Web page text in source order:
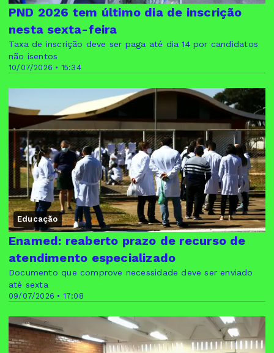
10/07/2026 • 15:34
PND 2026 tem último dia de inscrição
nesta sexta-feira
Taxa de inscrição deve ser paga até dia 14 por candidatos
não isentos
Educação
09/07/2026 • 17:08
Enamed: reaberto prazo de recurso de
atendimento especializado
Documento que comprove necessidade deve ser enviado
até sexta